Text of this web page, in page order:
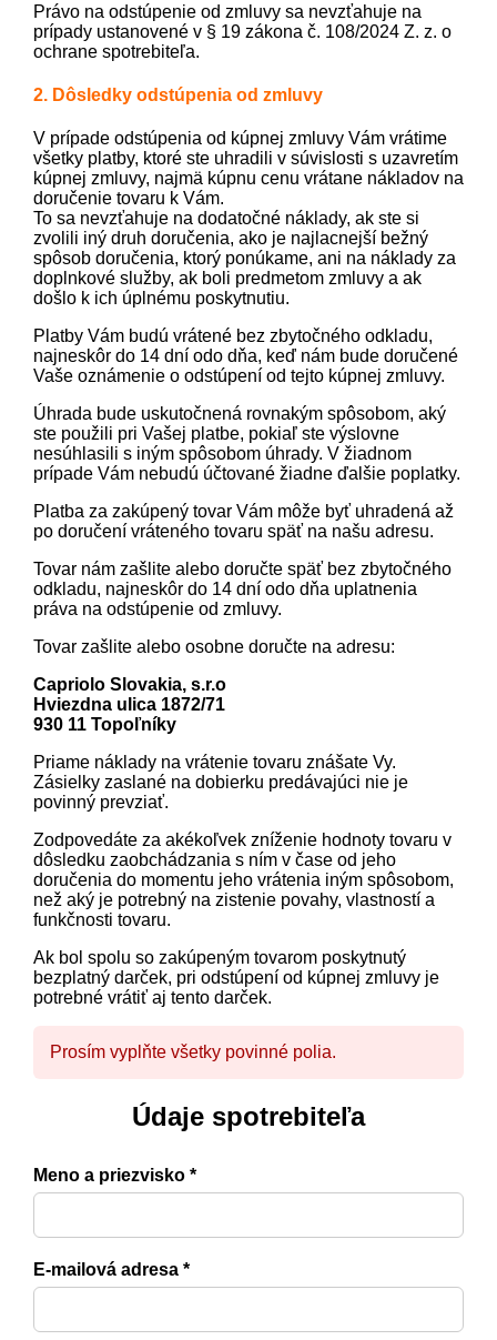
Právo na odstúpenie od zmluvy sa nevzťahuje na
prípady ustanovené v § 19 zákona č. 108/2024 Z. z. o
ochrane spotrebiteľa.
2. Dôsledky odstúpenia od zmluvy
V prípade odstúpenia od kúpnej zmluvy Vám vrátime
všetky platby, ktoré ste uhradili v súvislosti s uzavretím
kúpnej zmluvy, najmä kúpnu cenu vrátane nákladov na
doručenie tovaru k Vám.
To sa nevzťahuje na dodatočné náklady, ak ste si
zvolili iný druh doručenia, ako je najlacnejší bežný
spôsob doručenia, ktorý ponúkame, ani na náklady za
doplnkové služby, ak boli predmetom zmluvy a ak
došlo k ich úplnému poskytnutiu.
Platby Vám budú vrátené bez zbytočného odkladu,
najneskôr do 14 dní odo dňa, keď nám bude doručené
Vaše oznámenie o odstúpení od tejto kúpnej zmluvy.
Úhrada bude uskutočnená rovnakým spôsobom, aký
ste použili pri Vašej platbe, pokiaľ ste výslovne
nesúhlasili s iným spôsobom úhrady. V žiadnom
prípade Vám nebudú účtované žiadne ďalšie poplatky.
Platba za zakúpený tovar Vám môže byť uhradená až
po doručení vráteného tovaru späť na našu adresu.
Tovar nám zašlite alebo doručte späť bez zbytočného
odkladu, najneskôr do 14 dní odo dňa uplatnenia
práva na odstúpenie od zmluvy.
Tovar zašlite alebo osobne doručte na adresu:
Capriolo Slovakia, s.r.o
Hviezdna ulica 1872/71
930 11 Topoľníky
Priame náklady na vrátenie tovaru znášate Vy.
Zásielky zaslané na dobierku predávajúci nie je
povinný prevziať.
Zodpovedáte za akékoľvek zníženie hodnoty tovaru v
dôsledku zaobchádzania s ním v čase od jeho
doručenia do momentu jeho vrátenia iným spôsobom,
než aký je potrebný na zistenie povahy, vlastností a
funkčnosti tovaru.
Ak bol spolu so zakúpeným tovarom poskytnutý
bezplatný darček, pri odstúpení od kúpnej zmluvy je
potrebné vrátiť aj tento darček.
Prosím vyplňte všetky povinné polia.
Údaje spotrebiteľa
Meno a priezvisko *
E-mailová adresa *